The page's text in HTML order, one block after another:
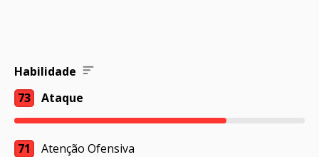
Habilidade
73
Ataque
71
Atenção Ofensiva